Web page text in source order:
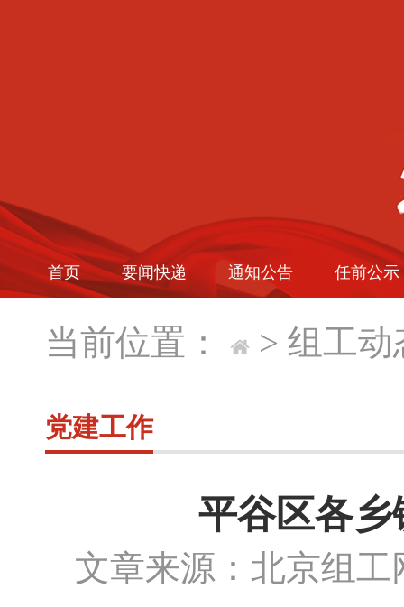
首页 要闻快递 通知公告 任前公示
当前位置： > 组工动
党建工作
平谷区各
文章来源：北京